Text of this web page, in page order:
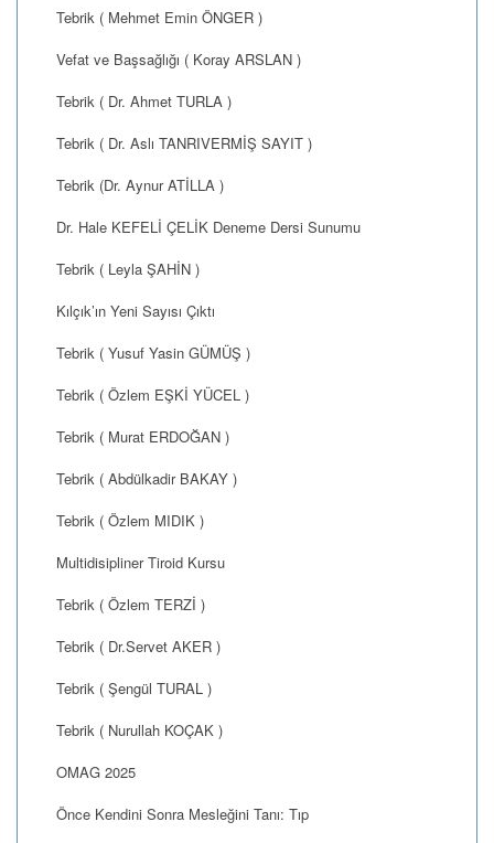
Tebrik ( Mehmet Emin ÖNGER )
Vefat ve Başsağlığı ( Koray ARSLAN )
Tebrik ( Dr. Ahmet TURLA )
Tebrik ( Dr. Aslı TANRIVERMİŞ SAYIT )
Tebrik (Dr. Aynur ATİLLA )
Dr. Hale KEFELİ ÇELİK Deneme Dersi Sunumu
Tebrik ( Leyla ŞAHİN )
Kılçık’ın Yeni Sayısı Çıktı
Tebrik ( Yusuf Yasin GÜMÜŞ )
Tebrik ( Özlem EŞKİ YÜCEL )
Tebrik ( Murat ERDOĞAN )
Tebrik ( Abdülkadir BAKAY )
Tebrik ( Özlem MIDIK )
Multidisipliner Tiroid Kursu
Tebrik ( Özlem TERZİ )
Tebrik ( Dr.Servet AKER )
Tebrik ( Şengül TURAL )
Tebrik ( Nurullah KOÇAK )
OMAG 2025
Önce Kendini Sonra Mesleğini Tanı: Tıp